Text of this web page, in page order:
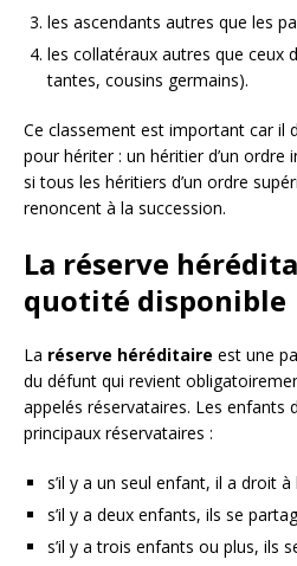
les ascendants autres que les
les collatéraux autres que ceux
tantes, cousins germains).
Ce classement est important car il
pour hériter : un héritier d’un ordre
si tous les héritiers d’un ordre
renoncent à la succession.
La réserve
quotité disponible
La réserve héréditaire est une
du défunt qui revient
appelés réservataires. Les enfants
principaux réservataires :
s’il y a un seul enfant, il a droit
s’il y a deux enfants, ils se
s’il y a trois enfants ou plus, ils